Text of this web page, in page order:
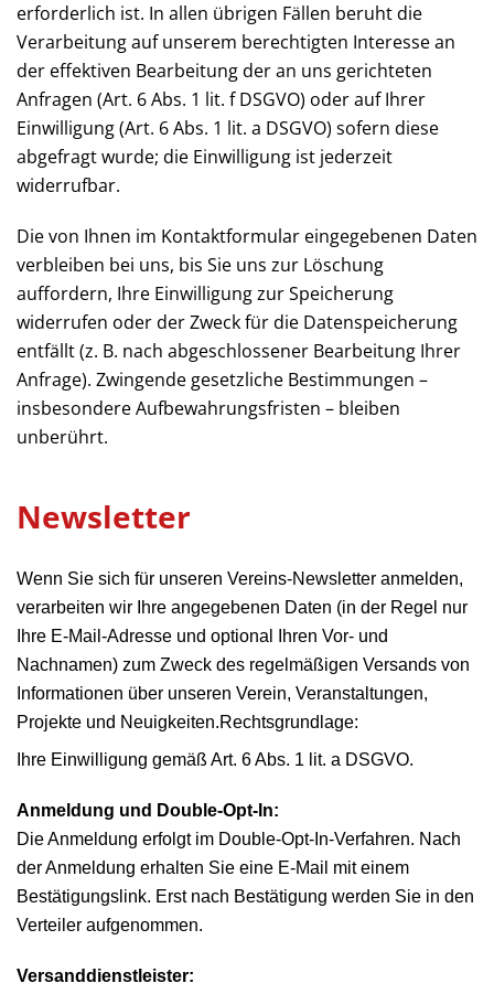
erforderlich ist. In allen übrigen Fällen beruht die
Verarbeitung auf unserem berechtigten Interesse an
der effektiven Bearbeitung der an uns gerichteten
Anfragen (Art. 6 Abs. 1 lit. f DSGVO) oder auf Ihrer
Einwilligung (Art. 6 Abs. 1 lit. a DSGVO) sofern diese
abgefragt wurde; die Einwilligung ist jederzeit
widerrufbar.
Die von Ihnen im Kontaktformular eingegebenen Daten
verbleiben bei uns, bis Sie uns zur Löschung
auffordern, Ihre Einwilligung zur Speicherung
widerrufen oder der Zweck für die Datenspeicherung
entfällt (z. B. nach abgeschlossener Bearbeitung Ihrer
Anfrage). Zwingende gesetzliche Bestimmungen –
insbesondere Aufbewahrungsfristen – bleiben
unberührt.
Newsletter
Wenn Sie sich für unseren Vereins-Newsletter anmelden,
verarbeiten wir Ihre angegebenen Daten (in der Regel nur
Ihre E-Mail-Adresse und optional Ihren Vor- und
Nachnamen) zum Zweck des regelmäßigen Versands von
Informationen über unseren Verein, Veranstaltungen,
Projekte und Neuigkeiten.Rechtsgrundlage:
Ihre Einwilligung gemäß Art. 6 Abs. 1 lit. a DSGVO.
Anmeldung und Double-Opt-In:
Die Anmeldung erfolgt im Double-Opt-In-Verfahren. Nach
der Anmeldung erhalten Sie eine E-Mail mit einem
Bestätigungslink. Erst nach Bestätigung werden Sie in den
Verteiler aufgenommen.
Versanddienstleister: